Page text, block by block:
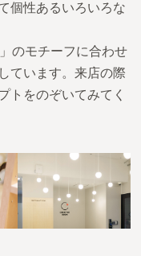
個性あるいろいろな
のモチーフに合わせ
ています。来店の際
トをのぞいてみてく